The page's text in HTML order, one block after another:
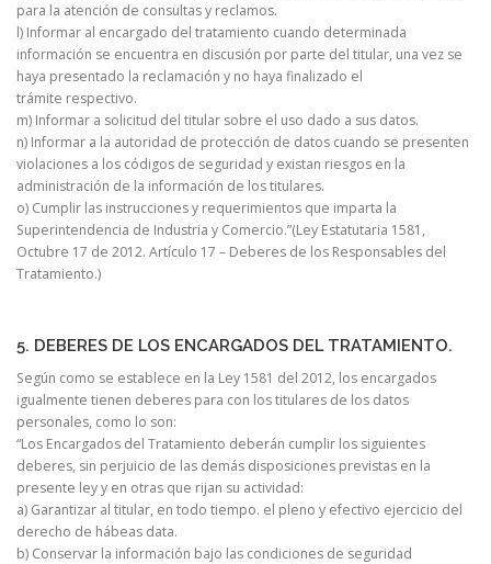
para la atención de consultas y reclamos.
l) Informar al encargado del tratamiento cuando determinada
información se encuentra en discusión por parte del titular, una vez se
haya presentado la reclamación y no haya finalizado el
trámite respectivo.
m) Informar a solicitud del titular sobre el uso dado a sus datos.
n) Informar a la autoridad de protección de datos cuando se presenten
violaciones a los códigos de seguridad y existan riesgos en la
administración de la información de los titulares.
o) Cumplir las instrucciones y requerimientos que imparta la
Superintendencia de Industria y Comercio.”(Ley Estatutaria 1581,
Octubre 17 de 2012. Artículo 17 – Deberes de los Responsables del
Tratamiento.)
5. DEBERES DE LOS ENCARGADOS DEL TRATAMIENTO.
Según como se establece en la Ley 1581 del 2012, los encargados
igualmente tienen deberes para con los titulares de los datos
personales, como lo son:
“Los Encargados del Tratamiento deberán cumplir los siguientes
deberes, sin perjuicio de las demás disposiciones previstas en la
presente ley y en otras que rijan su actividad:
a) Garantizar al titular, en todo tiempo. el pleno y efectivo ejercicio del
derecho de hábeas data.
b) Conservar la información bajo las condiciones de seguridad